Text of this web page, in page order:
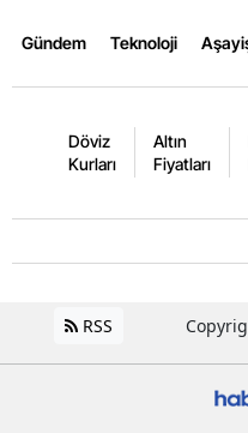
Gündem Teknoloji
Döviz
Kurları
Altın
Fiyatları
RSS